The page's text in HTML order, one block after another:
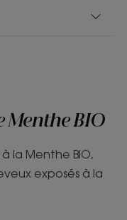
Menthe BIO
la Menthe BIO,
exposés à la